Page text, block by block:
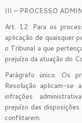
III – PROCESSO
Art. 12. Para os
aplicação de quaisquer
o Tribunal a que
prejuízo da atuação do
Parágrafo único. Os
Resolução aplicam-se
infrações
prejuízo das
conflitarem.